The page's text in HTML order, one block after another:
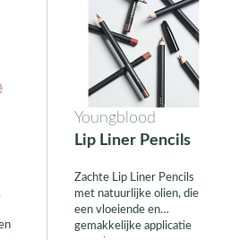
Youngblood
Lip Liner Pencils
Zachte Lip Liner Pencils
met natuurlijke olien, die
een vloeiende en
gemakkelijke applicatie